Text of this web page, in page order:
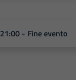
21:00 - Fine evento